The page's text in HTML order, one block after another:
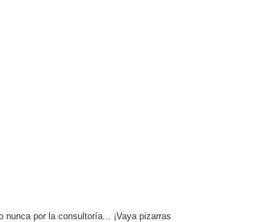
por la consultoría... ¡Vaya pizarras